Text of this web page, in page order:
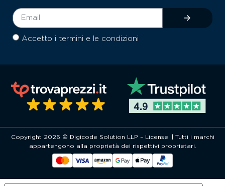
Accetto i termini e le condizioni
Copyright 2026 © Digicode Solution LLP – Licensel | Tutti i marchi
appartengono alla proprietà dei rispettivi proprietari.